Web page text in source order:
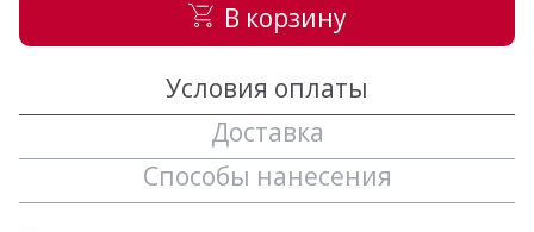
В корзину
Условия оплаты
Доставка
Способы нанесения